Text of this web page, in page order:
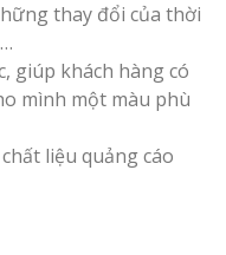
thay đổi của thời
giúp khách hàng có
mình một màu phù
liệu quảng cáo
Thi Công